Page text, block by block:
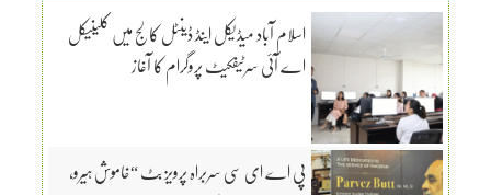
اسلام آباد میڈیکل اینڈ ڈینٹل کالج میں کلینیکل
اے آئی سرٹیفکیٹ پروگرام کا آغاز
پی اے ای سی سربراہ پرویز بٹ “خاموش ہیرو،